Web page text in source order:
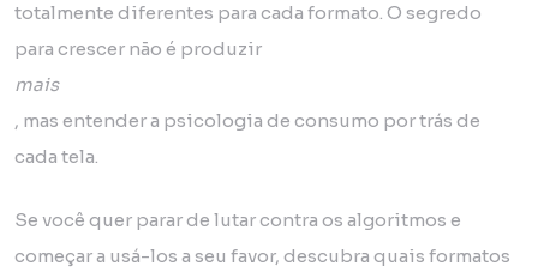
totalmente diferentes para cada formato. O segredo
para crescer não é produzir
mais
, mas entender a psicologia de consumo por trás de
cada tela.
Se você quer parar de lutar contra os algoritmos e
começar a usá-los a seu favor, descubra quais formatos